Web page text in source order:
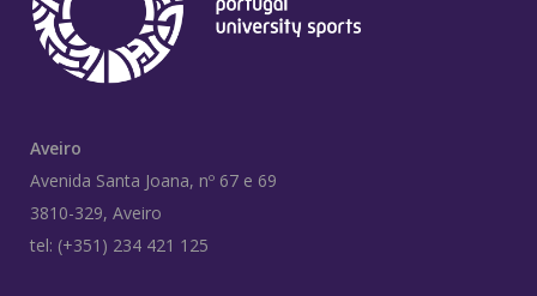
Aveiro
Avenida Santa Joana, nº 67 e 69
3810-329, Aveiro
tel: (+351) 234 421 125